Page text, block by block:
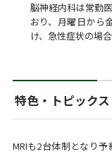
脳神経内科は常勤
おり、月曜日から
け、急性症状の場
特色・トピックス
MRIも2台体制となり